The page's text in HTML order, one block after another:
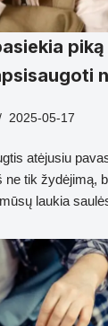
piką
2025-05-17
atėjusiu
ne tik žydėjimą,
laukia